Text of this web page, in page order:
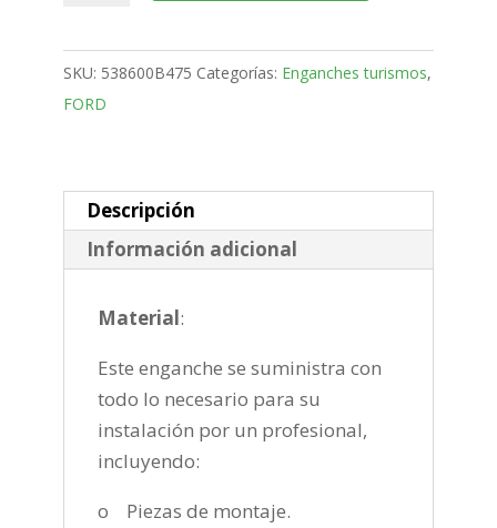
Monovolumen
Bola
fija
2010
cantidad
SKU: 538600B475 Categorías: Enganches turismos,
FORD
Descripción
Información adicional
Material:
Este enganche se suministra con
todo lo necesario para su
instalación por un profesional,
incluyendo:
o Piezas de montaje.